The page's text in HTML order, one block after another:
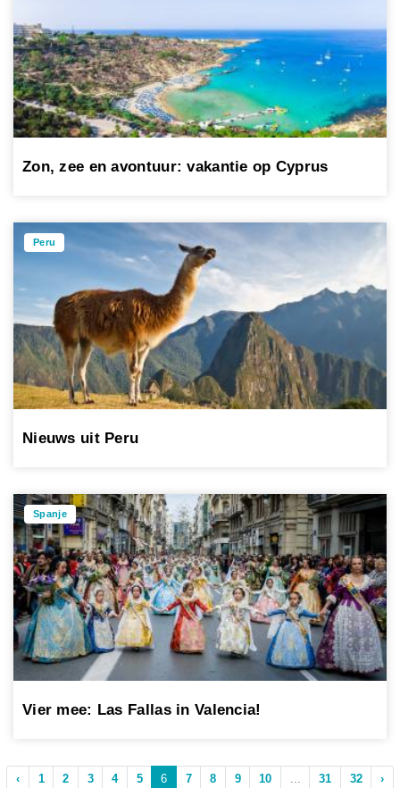
Zon, zee en avontuur: vakantie op Cyprus
Peru
Nieuws uit Peru
Spanje
Vier mee: Las Fallas in Valencia!
‹ 1 2 3 4 5 6 7 8 9 10 ... 31 32 ›